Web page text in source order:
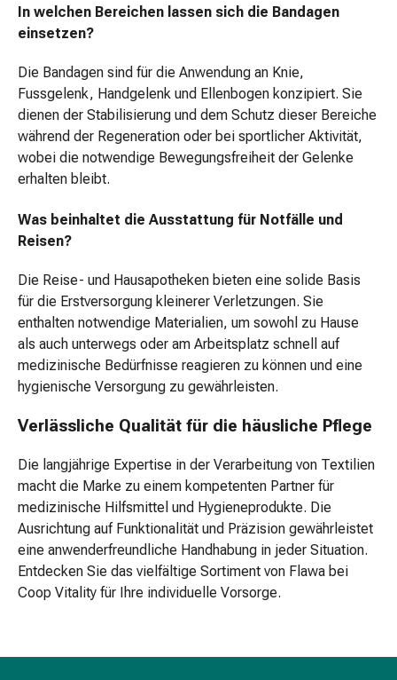
Seifen
und
Fusspflege
Basislacke
&
Überlacke
Bimssteine
Schwämme
Fusscreme
&
-
lotion
Fusspuder
&
spray
&
-
lotion
Handpflege
Nagelpflegegerät
Hornhautraspel
&
Kunstnägel
In welchen Bereichen lassen sich die Bandagen
einsetzen?
Die Bandagen sind für die Anwendung an Knie,
Fussgelenk, Handgelenk und Ellenbogen konzipiert. Sie
dienen der Stabilisierung und dem Schutz dieser Bereiche
während der Regeneration oder bei sportlicher Aktivität,
wobei die notwendige Bewegungsfreiheit der Gelenke
erhalten bleibt.
Was beinhaltet die Ausstattung für Notfälle und
Reisen?
Die Reise- und Hausapotheken bieten eine solide Basis
für die Erstversorgung kleinerer Verletzungen. Sie
enthalten notwendige Materialien, um sowohl zu Hause
als auch unterwegs oder am Arbeitsplatz schnell auf
medizinische Bedürfnisse reagieren zu können und eine
hygienische Versorgung zu gewährleisten.
Verlässliche Qualität für die häusliche Pflege
Die langjährige Expertise in der Verarbeitung von Textilien
macht die Marke zu einem kompetenten Partner für
medizinische Hilfsmittel und Hygieneprodukte. Die
Ausrichtung auf Funktionalität und Präzision gewährleistet
eine anwenderfreundliche Handhabung in jeder Situation.
Entdecken Sie das vielfältige Sortiment von Flawa bei
Coop Vitality für Ihre individuelle Vorsorge.